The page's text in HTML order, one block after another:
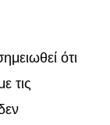
ότι
τις